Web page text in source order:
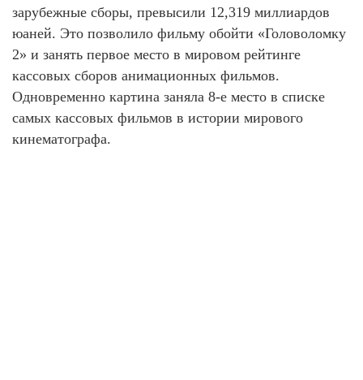
зарубежные сборы, превысили 12,319 миллиардов
юаней. Это позволило фильму обойти «Головоломку
2» и занять первое место в мировом рейтинге
кассовых сборов анимационных фильмов.
Одновременно картина заняла 8-е место в списке
самых кассовых фильмов в истории мирового
кинематографа.